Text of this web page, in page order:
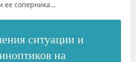
ее соперника…
ситуации и
на